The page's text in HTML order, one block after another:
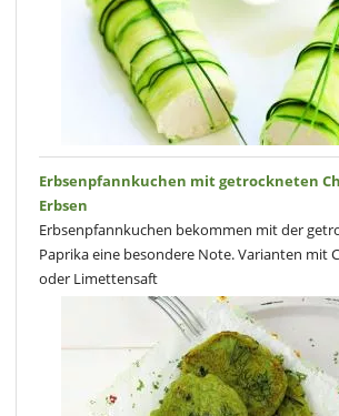
Erbsenpfannkuchen mit getrockneten
Erbsen
Erbsenpfannkuchen bekommen mit der
Paprika eine besondere Note. Varianten mit
oder Limettensaft